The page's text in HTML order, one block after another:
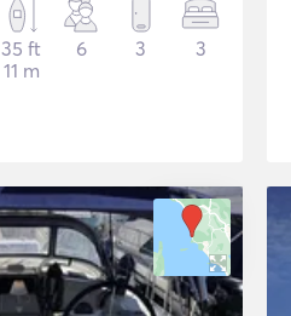
35 ft
11 m
6 3 3